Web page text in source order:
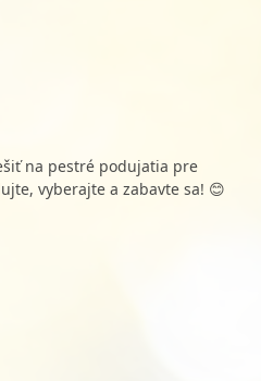
na pestré podujatia pre
vyberajte a zabavte sa! 😊